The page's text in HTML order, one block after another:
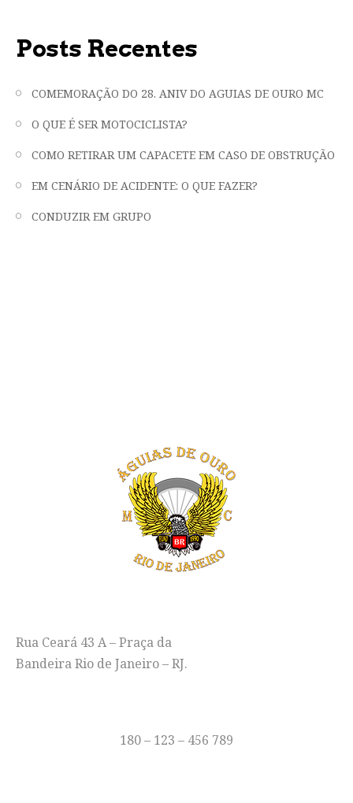
Posts Recentes
COMEMORAÇÃO DO 28. ANIV DO AGUIAS DE OURO MC
O QUE É SER MOTOCICLISTA?
COMO RETIRAR UM CAPACETE EM CASO DE OBSTRUÇÃO
EM CENÁRIO DE ACIDENTE: O QUE FAZER?
CONDUZIR EM GRUPO
Rua Ceará 43 A – Praça da
Bandeira Rio de Janeiro – RJ.
180 – 123 – 456 789